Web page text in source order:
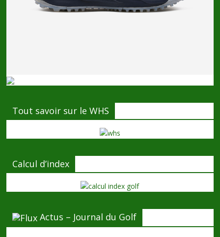
Tout savoir sur le WHS
Calcul d’index
Actus – Journal du Golf